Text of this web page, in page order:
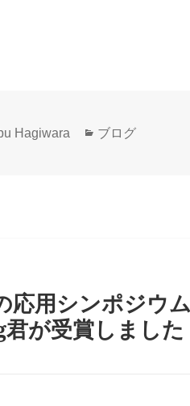
Hagiwara
カ
ブログ
応用シンポジウ
が受賞しました